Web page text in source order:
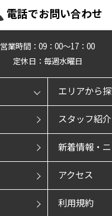
電話でお問い合わせ
営業時間：09：00～17：00
定休日：毎週水曜日
エリアから
スタッフ紹介
新着情報・
アクセス
利用規約